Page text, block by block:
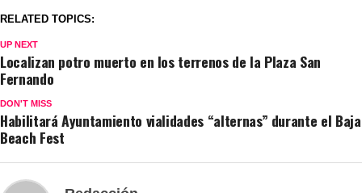
RELATED TOPICS:
UP NEXT
Localizan potro muerto en los terrenos de la Plaza San
Fernando
DON'T MISS
Habilitará Ayuntamiento vialidades “alternas” durante el Baja
Beach Fest